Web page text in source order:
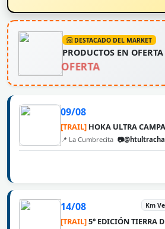
DESTACADO DEL MARKET
PRODUCTOS EN OFERTA
OFERTA
09/08
[TRAIL] HOKA ULTRA
📍 La Cumbrecita
14/08 Km
[TRAIL]5° EDICIÓN TIERRA